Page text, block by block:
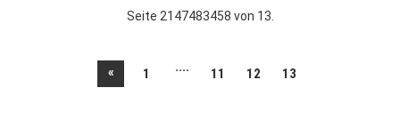
Seite 2147483458 von 13.
« 1 .... 11 12 13